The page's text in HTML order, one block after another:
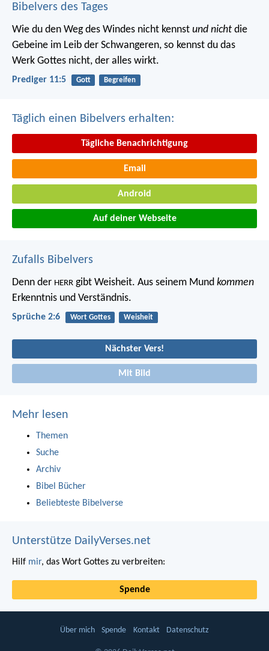
Bibelvers des Tages
Wie du den Weg des Windes nicht kennst und nicht die
Gebeine im Leib der Schwangeren, so kennst du das
Werk Gottes nicht, der alles wirkt.
Prediger 11:5 Gott Begreifen
Täglich einen Bibelvers erhalten:
Tägliche Benachrichtigung
Email
Android
Auf deiner Webseite
Zufalls Bibelvers
Denn der HERR gibt Weisheit. Aus seinem Mund kommen
Erkenntnis und Verständnis.
Sprüche 2:6 Wort Gottes Weisheit
Nächster Vers!
Mit Bild
Mehr lesen
Themen
Suche
Archiv
Bibel Bücher
Beliebteste Bibelverse
Unterstütze DailyVerses.net
Hilf mir, das Wort Gottes zu verbreiten:
Spende
Über mich Spende Kontakt Datenschutz